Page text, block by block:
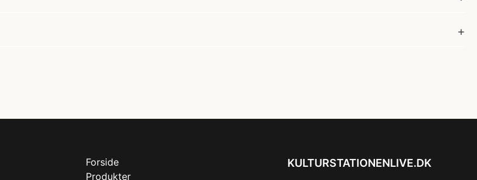
Forside
Produkter
KULTURSTATIONENLIVE.DK